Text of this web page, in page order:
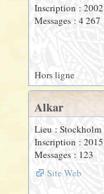
Inscription : 2002
Messages : 4 267
Hors ligne
Alkar
Lieu : Stockholm
Inscription : 2015
Messages : 123
Site Web